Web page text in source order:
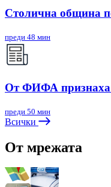
Столична община
преди 48 мин
От ФИФА признаха
преди 50 мин
Всички
От мрежата